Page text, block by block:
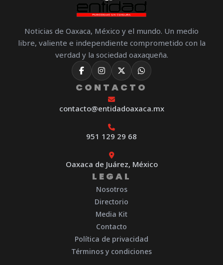
Noticias de Oaxaca, México y el mundo. Un medio
libre, valiente e independiente comprometido con la
verdad y la sociedad oaxaqueña.
CONTACTO
contacto@entidadoaxaca.mx
951 129 29 68
Oaxaca de Juárez, México
LEGAL
Nosotros
Directorio
Media Kit
Contacto
Política de privacidad
Términos y condiciones